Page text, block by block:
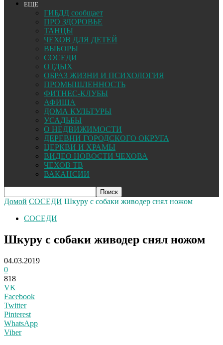
ЕЩЕ
ГИБДД сообщает
ПРО ЗДОРОВЬЕ
ТАНЦЫ
ЧЕХОВ ДЛЯ ДЕТЕЙ
ВЫБОРЫ
СОСЕДИ
ОТДЫХ
ОБРАЗ ЖИЗНИ И ПСИХОЛОГИЯ
ПРОМЫШЛЕННОСТЬ
ФИТНЕС-КЛУБЫ
АФИША
ДОМА КУЛЬТУРЫ
УСАДЬБЫ
О НЕДВИЖИМОСТИ
ДЕРЕВНИ ГОРОДСКОГО ОКРУГА
ЦЕРКВИ И ХРАМЫ
ВИДЕО НОВОСТИ ЧЕХОВА
ЧЕХОВ ТВ
ВАКАНСИИ
Домой СОСЕДИ Шкуру с собаки живодер снял ножом
СОСЕДИ
Шкуру с собаки живодер снял ножом
04.03.2019
0
818
VK
Facebook
Twitter
Pinterest
WhatsApp
Viber